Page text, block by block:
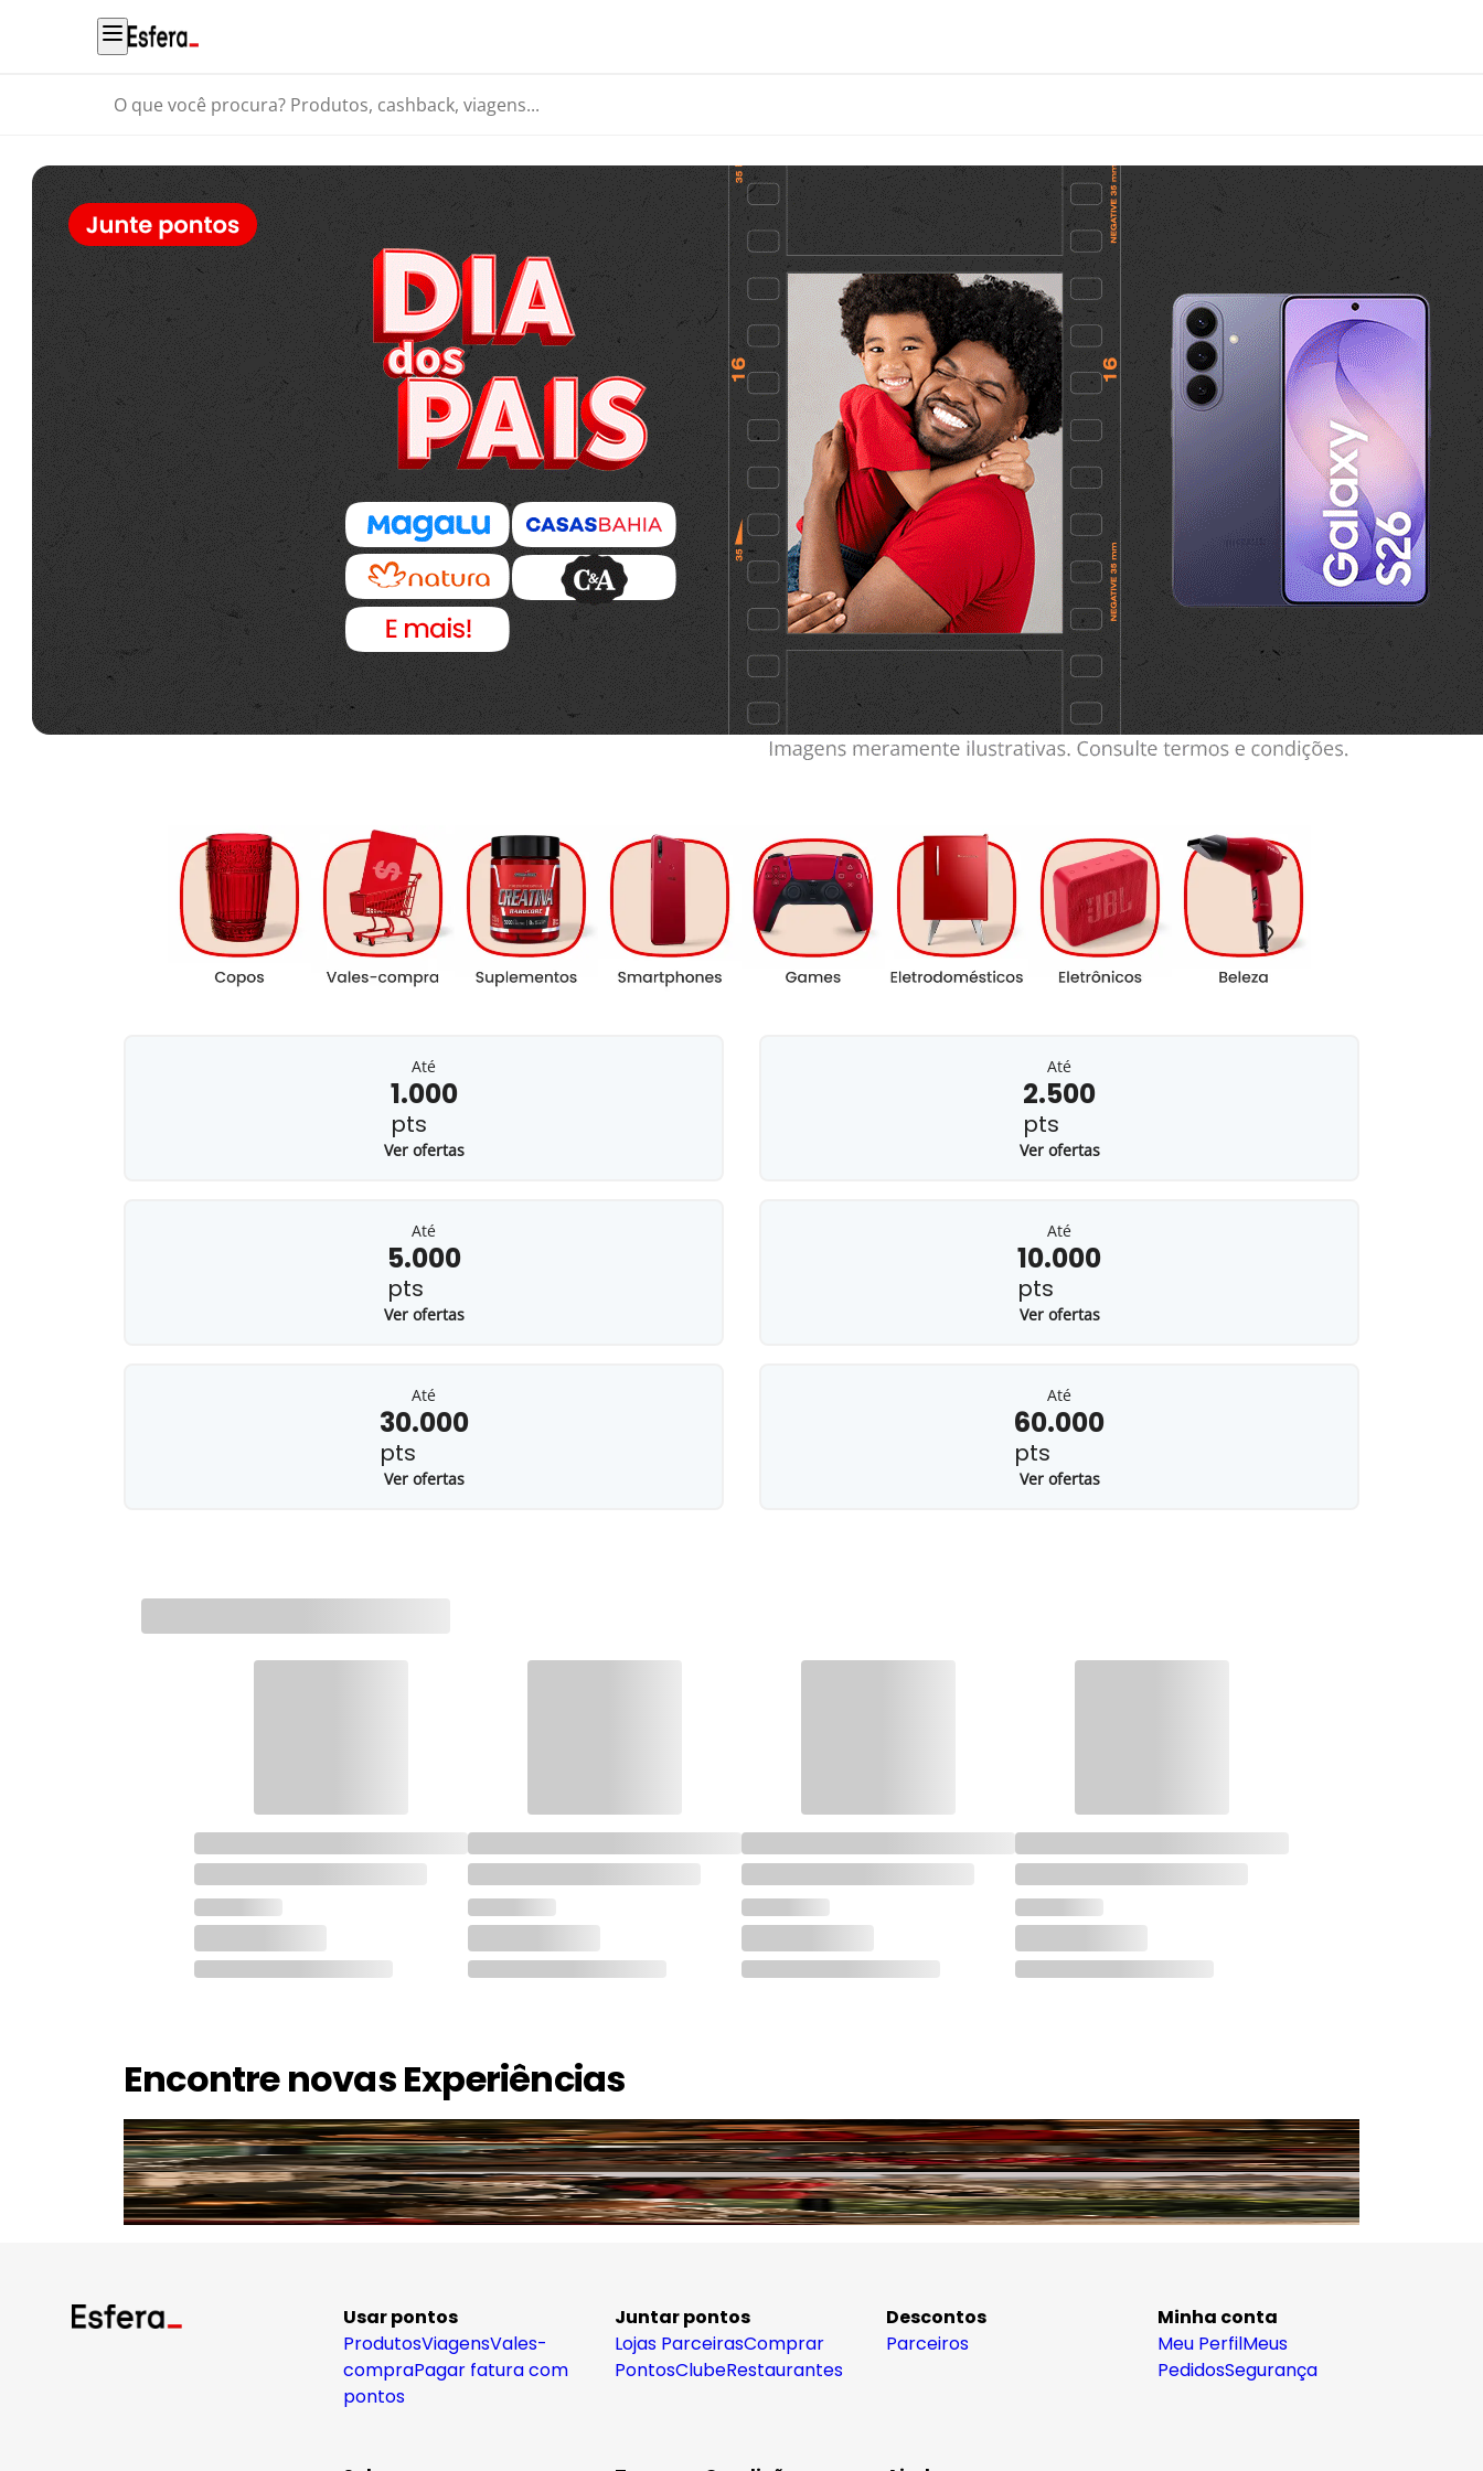
O que você procura? Produtos, cashback, viagens...
Até
1.000
pts
Ver ofertas
Até
2.500
pts
Ver ofertas
Até
5.000
pts
Ver ofertas
Até
10.000
pts
Ver ofertas
Até
30.000
pts
Ver ofertas
Até
60.000
pts
Ver ofertas
Encontre novas Experiências
Gastronomia e Vinhos
Lazer e Diversão
Viagens
Bem-estar
Usar pontos
ProdutosViagensVales-
compraPagar fatura com
pontos
Juntar pontos
Lojas ParceirasComprar
PontosClubeRestaurantes
Descontos
Parceiros
Minha conta
Meu PerfilMeus
PedidosSegurança